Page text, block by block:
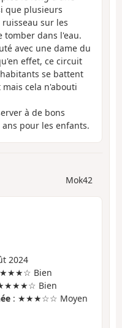
que plusieurs
sur les
tomber dans l'eau.
avec une dame du
effet, ce circuit
se battent
cela n'abouti
à de bons
pour les enfants.
Mok42
2024
Bien
Bien
: ★★★☆☆ Moyen